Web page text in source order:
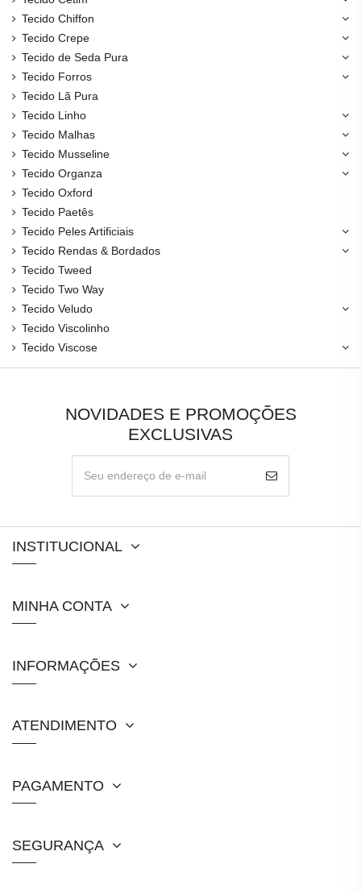
Tecido Chiffon
Tecido Crepe
Tecido de Seda Pura
Tecido Forros
Tecido Lã Pura
Tecido Linho
Tecido Malhas
Tecido Musseline
Tecido Organza
Tecido Oxford
Tecido Paetês
Tecido Peles Artificiais
Tecido Rendas & Bordados
Tecido Tweed
Tecido Two Way
Tecido Veludo
Tecido Viscolinho
Tecido Viscose
NOVIDADES E PROMOÇÕES
EXCLUSIVAS
INSTITUCIONAL
MINHA CONTA
INFORMAÇÕES
ATENDIMENTO
PAGAMENTO
SEGURANÇA